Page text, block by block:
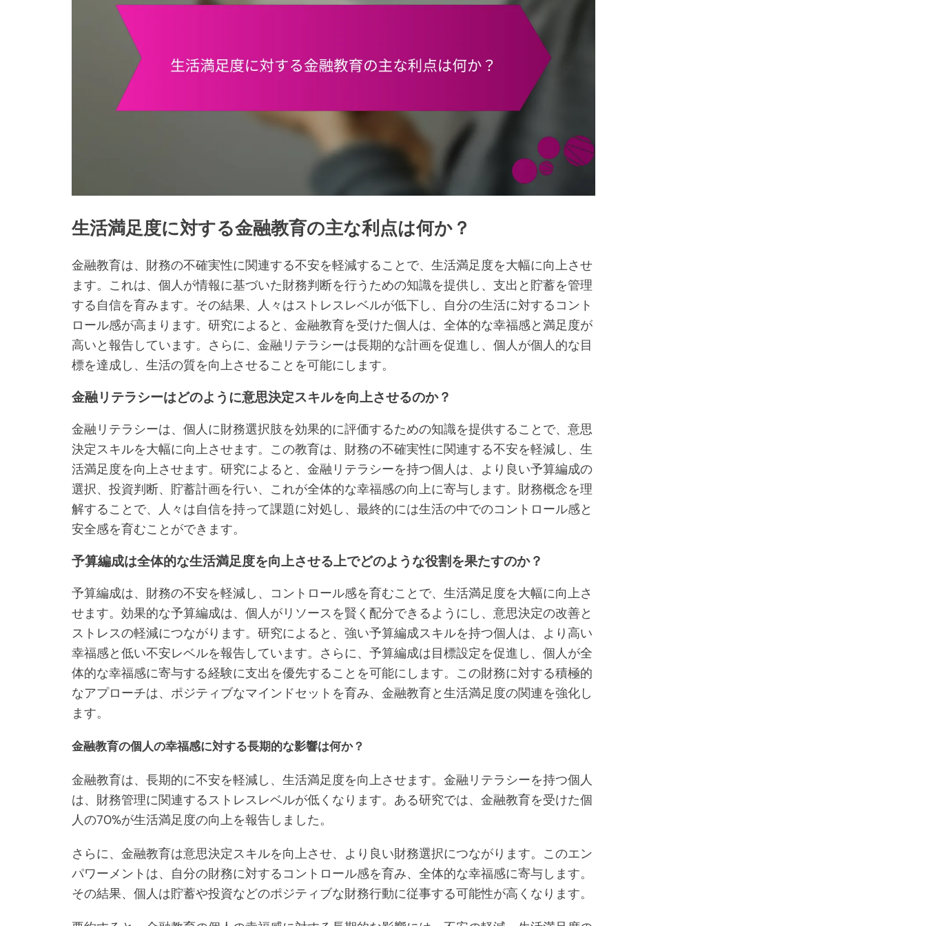
生活満足度に対する金融教育の主な利点は何か？
金融教育は、財務の不確実性に関連する不安を軽減することで、生活満足度を大幅に向上させ
ます。これは、個人が情報に基づいた財務判断を行うための知識を提供し、支出と貯蓄を管理
する自信を育みます。その結果、人々はストレスレベルが低下し、自分の生活に対するコント
ロール感が高まります。研究によると、金融教育を受けた個人は、全体的な幸福感と満足度が
高いと報告しています。さらに、金融リテラシーは長期的な計画を促進し、個人が個人的な目
標を達成し、生活の質を向上させることを可能にします。
金融リテラシーはどのように意思決定スキルを向上させるのか？
金融リテラシーは、個人に財務選択肢を効果的に評価するための知識を提供することで、意思
決定スキルを大幅に向上させます。この教育は、財務の不確実性に関連する不安を軽減し、生
活満足度を向上させます。研究によると、金融リテラシーを持つ個人は、より良い予算編成の
選択、投資判断、貯蓄計画を行い、これが全体的な幸福感の向上に寄与します。財務概念を理
解することで、人々は自信を持って課題に対処し、最終的には生活の中でのコントロール感と
安全感を育むことができます。
予算編成は全体的な生活満足度を向上させる上でどのような役割を果たすのか？
予算編成は、財務の不安を軽減し、コントロール感を育むことで、生活満足度を大幅に向上さ
せます。効果的な予算編成は、個人がリソースを賢く配分できるようにし、意思決定の改善と
ストレスの軽減につながります。研究によると、強い予算編成スキルを持つ個人は、より高い
幸福感と低い不安レベルを報告しています。さらに、予算編成は目標設定を促進し、個人が全
体的な幸福感に寄与する経験に支出を優先することを可能にします。この財務に対する積極的
なアプローチは、ポジティブなマインドセットを育み、金融教育と生活満足度の関連を強化し
ます。
金融教育の個人の幸福感に対する長期的な影響は何か？
金融教育は、長期的に不安を軽減し、生活満足度を向上させます。金融リテラシーを持つ個人
は、財務管理に関連するストレスレベルが低くなります。ある研究では、金融教育を受けた個
人の70%が生活満足度の向上を報告しました。
さらに、金融教育は意思決定スキルを向上させ、より良い財務選択につながります。このエン
パワーメントは、自分の財務に対するコントロール感を育み、全体的な幸福感に寄与します。
その結果、個人は貯蓄や投資などのポジティブな財務行動に従事する可能性が高くなります。